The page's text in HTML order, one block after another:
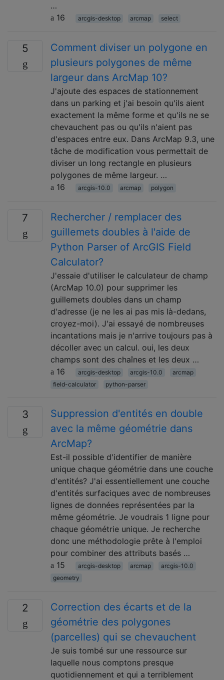
…
16
arcgis-desktop arcmap select
5
Comment diviser un polygone en
plusieurs polygones de même
largeur dans ArcMap 10?
J'ajoute des espaces de stationnement
dans un parking et j'ai besoin qu'ils aient
exactement la même forme et qu'ils ne se
chevauchent pas ou qu'ils n'aient pas
d'espaces entre eux. Dans ArcMap 9.3, une
tâche de modification vous permettait de
diviser un long rectangle en plusieurs
polygones de même largeur. …
16
arcgis-10.0 arcmap polygon
7
Rechercher / remplacer des
guillemets doubles à l'aide de
Python Parser of ArcGIS Field
Calculator?
J'essaie d'utiliser le calculateur de champ
(ArcMap 10.0) pour supprimer les
guillemets doubles dans un champ
d'adresse (je ne les ai pas mis là-dedans,
croyez-moi). J'ai essayé de nombreuses
incantations mais je n'arrive toujours pas à
décoller avec un calcul. oui, les deux
champs sont des chaînes et les deux …
16
arcgis-desktop arcgis-10.0
arcmap
field-calculator
python-parser
3
Suppression d'entités en double
avec la même géométrie dans
ArcMap?
Est-il possible d'identifier de manière
unique chaque géométrie dans une couche
d'entités? J'ai essentiellement une couche
d'entités surfaciques avec de nombreuses
lignes de données représentées par la
même géométrie. Je voudrais 1 ligne pour
chaque géométrie unique. Je recherche
donc une méthodologie prête à l'emploi
pour combiner des attributs basés …
15
arcgis-desktop arcmap
arcgis-10.0
geometry
2
Correction des écarts et de la
géométrie des polygones
(parcelles) qui se chevauchent
Je suis tombé sur une ressource sur
laquelle nous comptons presque
quotidiennement et qui a terriblement